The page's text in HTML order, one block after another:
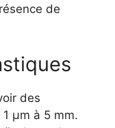
de
des
µm à 5 mm.